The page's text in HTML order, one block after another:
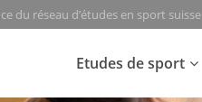
du réseau d’études en sport suisse
Etudes de sport